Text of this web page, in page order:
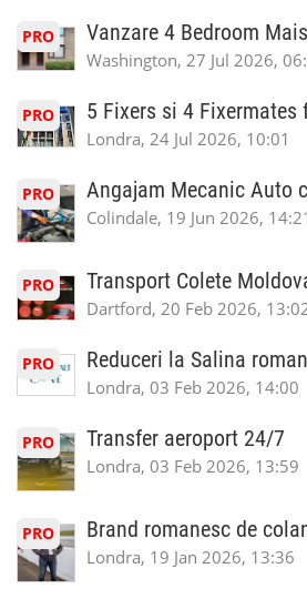
PRO Vanzare 4 Bedroom
Washington, 27 Jul 2026,
PRO 5 Fixers si 4 Fixermates
Londra, 24 Jul 2026, 10:01
PRO Angajam Mecanic Auto
Colindale, 19 Jun 2026,
PRO Transport Colete
Dartford, 20 Feb 2026,
PRO Reduceri la Salina
Londra, 03 Feb 2026, 14:00
PRO Transfer aeroport 24/7
Londra, 03 Feb 2026, 13:59
PRO Brand romanesc de
Londra, 19 Jan 2026, 13:36